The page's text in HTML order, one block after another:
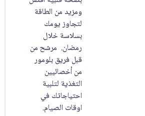
ومزيد من الطاقة
لتجاوز يومك
بسلاسة خلال
رمضان. مرشح من
قبل فريق بلومور
من أخصائيين
التغذية لتلبية
احتياجاتك في
اوقات الصيام.